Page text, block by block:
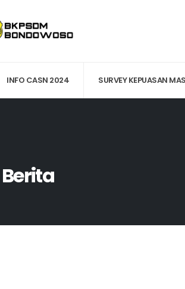
INFO CASN 2024 SURVEY KEPUASAN
Berita